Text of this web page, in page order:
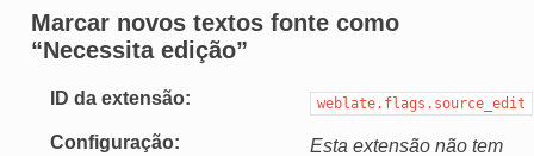
Marcar novos textos fonte como
“Necessita edição”
ID da extensão weblate.flags.source_edit
Configuração
Esta extensão não tem